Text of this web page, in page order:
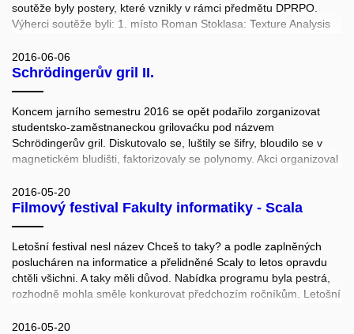
soutěže byly postery, které vznikly v rámci předmětu DPRPO.
Výherci soutěže byli: 1. místo Roman Stoklasa: Texture Analysis
2. místo Tereza Pařilová: What You Get Is Not What You See, a
dvě třetí místa:
party, 3. Michal Růžička+2: Similarity Search for Mathematics:
Fine-tuning Query Expansion and Unification Strategies
2016-06-06
Schrödingerův gril II.
Koncem jarního semestru 2016 se opět podařilo zorganizovat
studentsko-zaměstnaneckou grilovaćku pod názvem
Schrödingerův gril. Diskutovalo se, luštily se šifry, bloudilo se v
magnetickém bludišti, faktorizovaly se polynomy. Akci organizoval
ročníku.
2016-05-20
Filmový festival Fakulty informatiky - Scala
Letošní festival nesl název Chceš to taky? a podle zaplněných
poslucháren na informatice a přelidněné Scaly to letos opravdu
chtěli všichni. A taky měli důvod. Nabídka programu byla pestrá,
rozhodně mohla směle konkurovat předchozím ročníkům. Letošní
motivovaných příběhů až po snímky ryze dokumentárního ražení.
2016-05-20